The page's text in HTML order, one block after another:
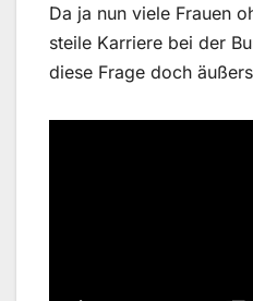
Da ja nun viele Frauen
steile Karriere bei der
diese Frage doch